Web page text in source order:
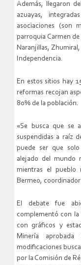
Además, llegaron
azuayas,
asociaciones (son
parroquia Carmen
Naranjillas,
Independencia.
En estos sitios hay
reformas recojan
80% de la población.
«Se busca que se
suspendidas a raíz
puede ser que
alejado del mundo
mientras el pueblo
Bermeo,
El debate fue
complementó con la
con gráficos y
Minería
modificaciones
por la Comisión de